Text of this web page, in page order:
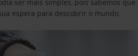
ser mais simples, pois sabemos
espera para descobrir o mundo.